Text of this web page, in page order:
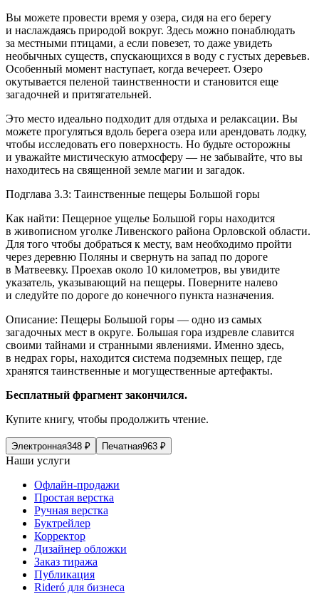
Вы можете провести время у озера, сидя на его берегу
и наслаждаясь природой вокруг. Здесь можно понаблюдать
за местными птицами, а если повезет, то даже увидеть
необычных существ, спускающихся в воду с густых деревьев.
Особенный момент наступает, когда вечереет. Озеро
окутывается пеленой таинственности и становится еще
загадочней и притягательней.
Это место идеально подходит для отдыха и релаксации. Вы
можете прогуляться вдоль берега озера или арендовать лодку,
чтобы исследовать его поверхность. Но будьте осторожны
и уважайте мистическую атмосферу — не забывайте, что вы
находитесь на священной земле магии и загадок.
Подглава 3.3: Таинственные пещеры Большой горы
Как найти: Пещерное ущелье Большой горы находится
в живописном уголке Ливенского района Орловской области.
Для того чтобы добраться к месту, вам необходимо пройти
через деревню Поляны и свернуть на запад по дороге
в Матвеевку. Проехав около 10 километров, вы увидите
указатель, указывающий на пещеры. Поверните налево
и следуйте по дороге до конечного пункта назначения.
Описание: Пещеры Большой горы — одно из самых
загадочных мест в округе. Большая гора издревле славится
своими тайнами и странными явлениями. Именно здесь,
в недрах горы, находится система подземных пещер, где
хранятся таинственные и могущественные артефакты.
Бесплатный фрагмент закончился.
Купите книгу, чтобы продолжить чтение.
Электронная348 ₽ Печатная963 ₽
Наши услуги
Офлайн-продажи
Простая верстка
Ручная верстка
Буктрейлер
Корректор
Дизайнер обложки
Заказ тиража
Публикация
Rideró для бизнеса